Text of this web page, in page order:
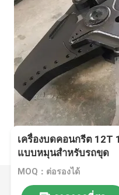
เครื่องบดคอนกรีต 12T
แบบหมุนสำหรับรถขุด
MOQ：ต่อรองได้